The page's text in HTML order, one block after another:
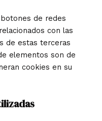
de redes
con las
de estas terceras
elementos son de
cookies en su